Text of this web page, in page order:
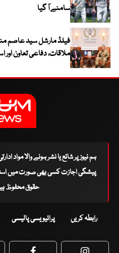
سامنے آ گیا
فیلڈ مارشل سید عاصم
ملاقات، دفاعی تعاون اور
ہم نیوز پر شائع یا نشر ہونے والا مواد
پیشگی اجازت کسی بھی صورت میں
حقوق محفوظ ہیں
رابطہ کریں پرائیویسی پالیسی